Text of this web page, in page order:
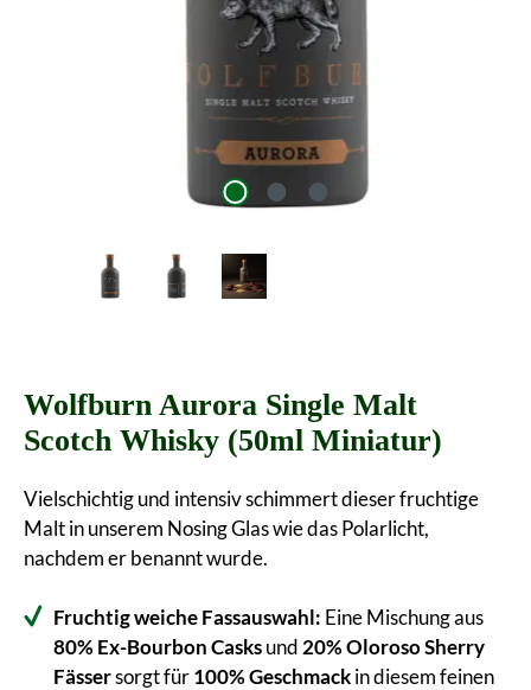
Wolfburn Aurora Single Malt
Scotch Whisky (50ml Miniatur)
Vielschichtig und intensiv schimmert dieser fruchtige
Malt in unserem Nosing Glas wie das Polarlicht,
nachdem er benannt wurde.
Fruchtig weiche Fassauswahl: Eine Mischung aus
80% Ex-Bourbon Casksund 20% Oloroso Sherry
Fässersorgt für100% Geschmackin diesem feinen